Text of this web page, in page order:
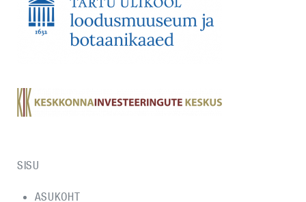
SISU
ASUKOHT